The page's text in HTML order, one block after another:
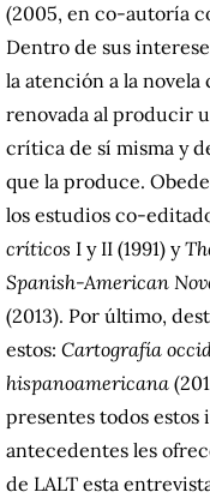
(2005, en co-autoría
Dentro de sus
la atención a la
renovada al producir
crítica de sí misma y
que la produce.
los estudios co-
críticos I y II (1991) y
Spanish-American
(2013). Por último,
estos: Cartografía
hispanoamericana
presentes todos estos
antecedentes les
de LALT esta